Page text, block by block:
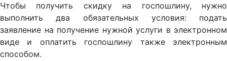
Чтобы получить скидку на госпошлину, нужно
выполнить два обязательных условия: подать
заявление на получение нужной услуги в электронном
виде и оплатить госпошлину также электронным
способом.